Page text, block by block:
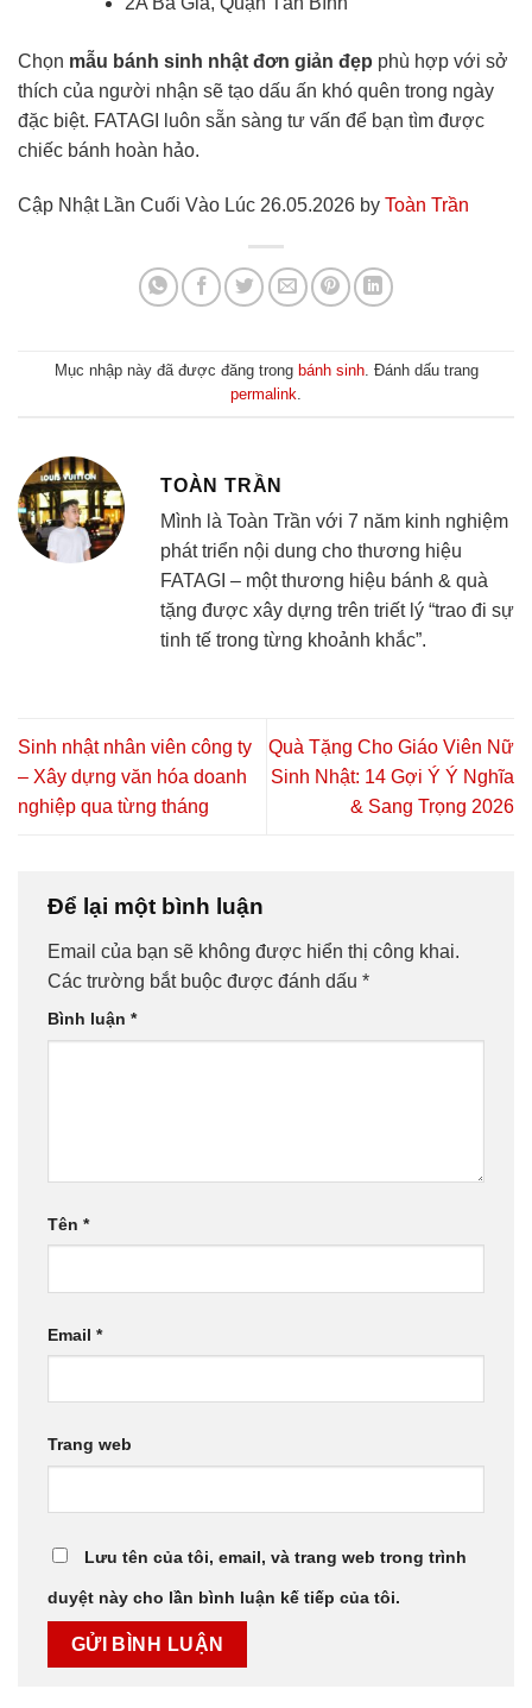
Chọn mẫu bánh sinh nhật đơn giản đẹp phù hợp với sở
thích của người nhận sẽ tạo dấu ấn khó quên trong ngày
đặc biệt. FATAGI luôn sẵn sàng tư vấn để bạn tìm được
chiếc bánh hoàn hảo.
Cập Nhật Lần Cuối Vào Lúc 26.05.2026 by Toàn Trần
Mục nhập này đã được đăng trong bánh sinh. Đánh dấu trang
permalink.
TOÀN TRẦN
Mình là Toàn Trần với 7 năm kinh nghiệm
phát triển nội dung cho thương hiệu
FATAGI – một thương hiệu bánh & quà
tặng được xây dựng trên triết lý “trao đi sự
tinh tế trong từng khoảnh khắc”.
Sinh nhật nhân viên công ty
– Xây dựng văn hóa doanh
nghiệp qua từng tháng
Quà Tặng Cho Giáo Viên Nữ
Sinh Nhật: 14 Gợi Ý Ý Nghĩa
& Sang Trọng 2026
Để lại một bình luận
Email của bạn sẽ không được hiển thị công khai.
Các trường bắt buộc được đánh dấu *
Bình luận *
Tên *
Email *
Trang web
Lưu tên của tôi, email, và trang web trong trình
duyệt này cho lần bình luận kế tiếp của tôi.